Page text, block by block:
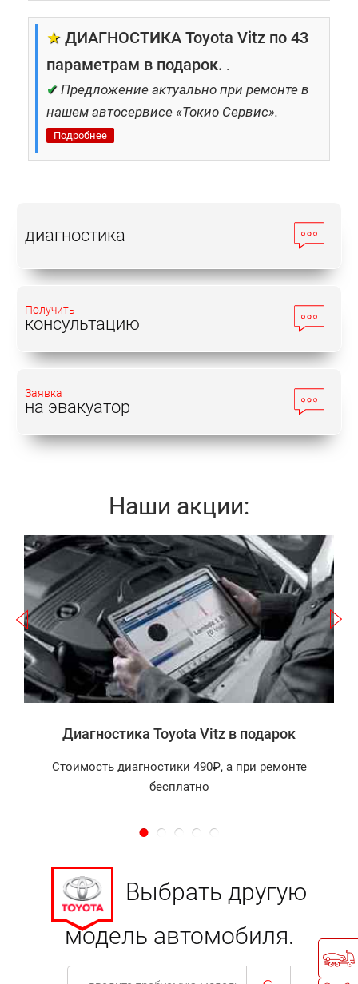
★ ДИАГНОСТИКА Toyota Vitz по 43
параметрам в подарок. .
✔ Предложение актуально при ремонте в
нашем автосервисе «Токио Сервис».
Подробнее
диагностика
Получить
консультацию
Заявка
на эвакуатор
Наши акции:
Записаться
Диагностика Toyota Vitz в подарок
Стоимость диагностики 490₽, а при ремонте
бесплатно
Выбрать другую
модель автомобиля.